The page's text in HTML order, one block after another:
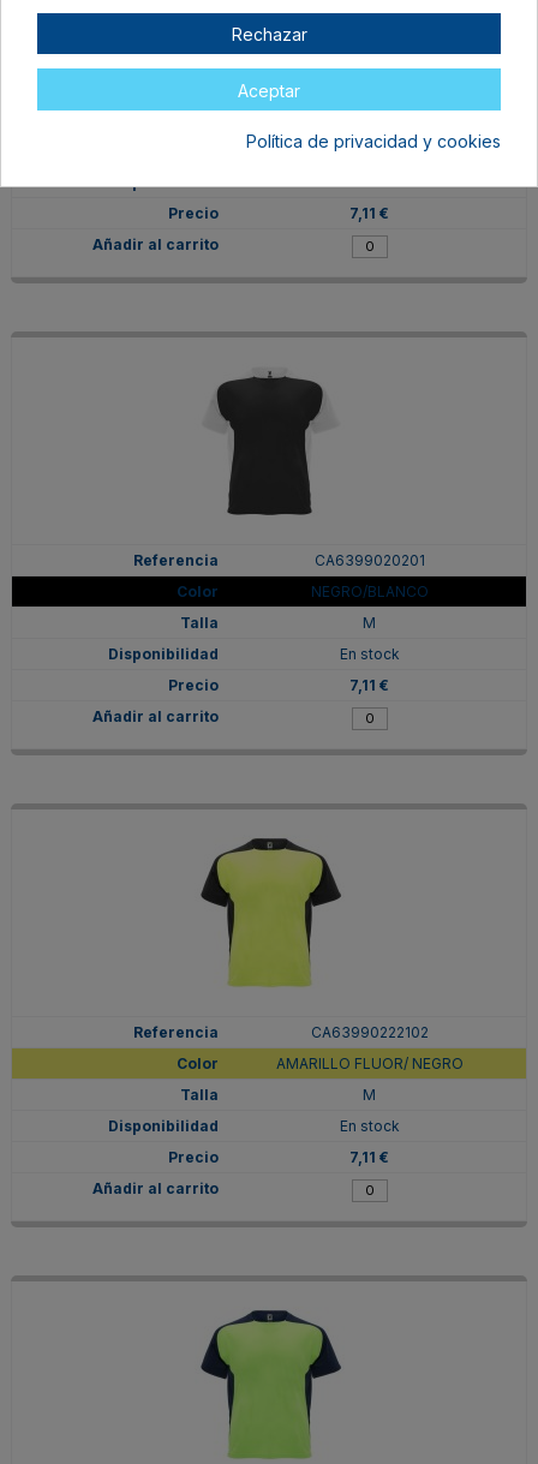
M
7,11 €
CA6399020201
NEGRO/BLANCO
M
En stock
7,11 €
CA63990222102
AMARILLO FLUOR/ NEGRO
M
En stock
7,11 €
Rechazar
Aceptar
Política de privacidad y cookies